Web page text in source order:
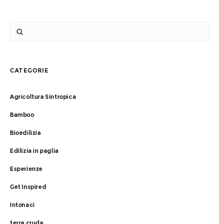
CATEGORIE
Agricoltura Sintropica
Bamboo
Bioedilizia
Edilizia in paglia
Esperienze
Get Inspired
Intonaci